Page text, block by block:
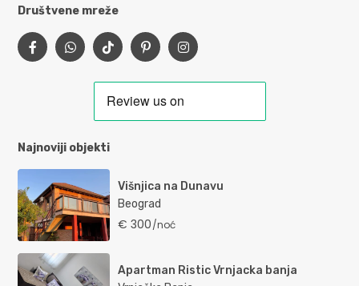
Društvene mreže
Najnoviji objekti
Višnjica na Dunavu
Beograd
€ 300/noć
Apartman Ristic Vrnjacka banja